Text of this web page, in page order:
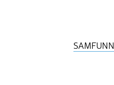
SAMFUNN